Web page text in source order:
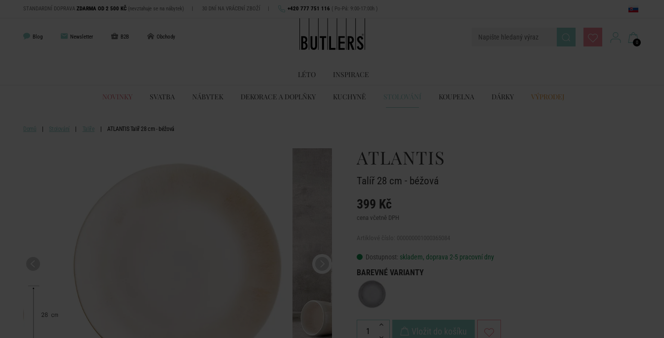
STANDARDNÍ DOPRAVA ZDARMA OD 2 500 KČ (nevztahuje se na nábytek) | 30 DNÍ NA VRÁCENÍ ZBOŽÍ | +420 777 751 116 ( Po-Pá: 9:00-17:00h )
Blog Newsletter B2B Obchody
0
LÉTO INSPIRACE
NOVINKY SVATBA NÁBYTEK DEKORACE A DOPLŇKY KUCHYNĚ STOLOVÁNÍ KOUPELNA DÁRKY VÝPRODEJ
Domů Stolování Talíře ATLANTIS Talíř 28 cm - béžová
ATLANTIS
Talíř 28 cm - béžová
399 Kč
cena včetně DPH
Dostupnost: skladem, doprava 2-5 pracovní dny
BAREVNÉ VARIANTY
Vložit do košíku